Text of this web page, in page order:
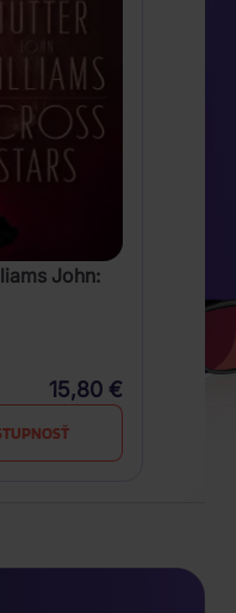
John:
15,80 €